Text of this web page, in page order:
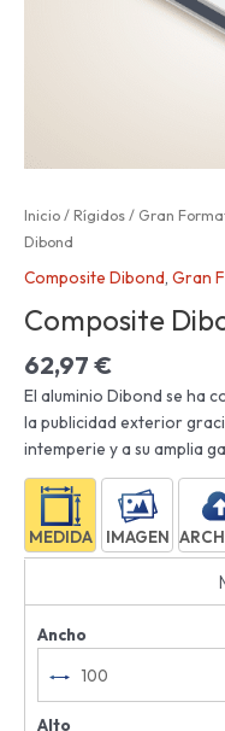
Inicio/Rígidos/ Gran
Dibond
Composite Dibond, Gran
Composite
62,97€
El aluminio Dibond se ha
la publicidad exterior
intemperie y a su amplia
MEDIDA IMAGEN
Ancho
Alto